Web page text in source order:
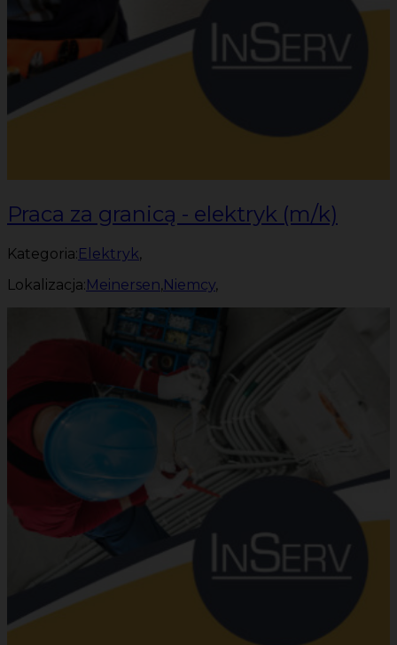
Praca za granicą - elektryk (m/k)
Kategoria:Elektryk,
Lokalizacja:Meinersen,Niemcy,